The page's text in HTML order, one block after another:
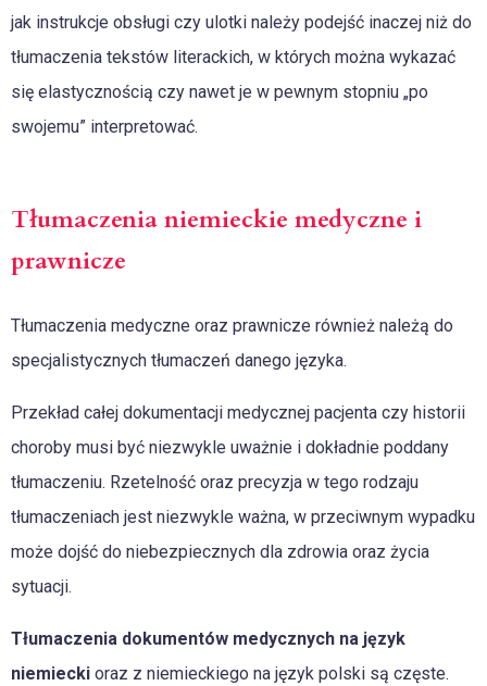
jak instrukcje obsługi czy ulotki należy podejść inaczej niż do
tłumaczenia tekstów literackich, w których można wykazać
się elastycznością czy nawet je w pewnym stopniu „po
swojemu” interpretować.
Tłumaczenia niemieckie medyczne i
prawnicze
Tłumaczenia medyczne oraz prawnicze również należą do
specjalistycznych tłumaczeń danego języka.
Przekład całej dokumentacji medycznej pacjenta czy historii
choroby musi być niezwykle uważnie i dokładnie poddany
tłumaczeniu. Rzetelność oraz precyzja w tego rodzaju
tłumaczeniach jest niezwykle ważna, w przeciwnym wypadku
może dojść do niebezpiecznych dla zdrowia oraz życia
sytuacji.
Tłumaczenia dokumentów medycznych na język
niemiecki oraz z niemieckiego na język polski są częste.